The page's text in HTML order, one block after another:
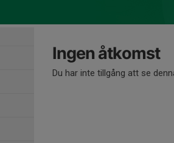
Ingen åtkomst
Du har inte tillgång att se